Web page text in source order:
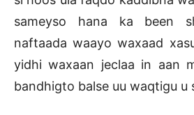
sameyso hana ka been
naftaada waayo waxaad
yidhi waxaan jeclaa in aan
bandhigto balse uu waqtigu u